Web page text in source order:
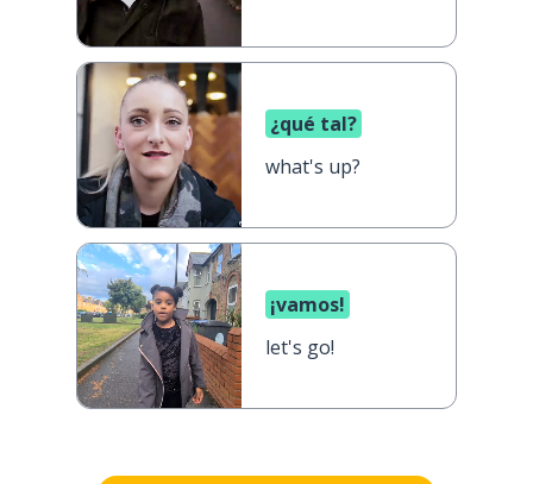
¿qué tal?
what's up?
¡vamos!
let's go!